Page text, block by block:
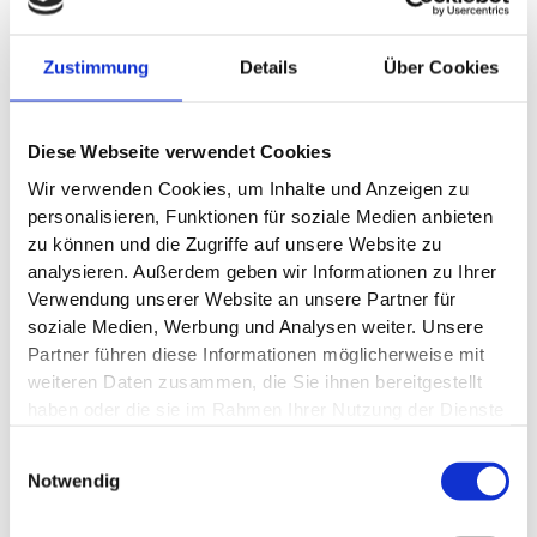
Zustimmung Details Über Cookies
Diese Webseite verwendet Cookies
Wir verwenden Cookies, um Inhalte und Anzeigen zu
personalisieren, Funktionen für soziale Medien anbieten
zu können und die Zugriffe auf unsere Website zu
analysieren. Außerdem geben wir Informationen zu Ihrer
Verwendung unserer Website an unsere Partner für
soziale Medien, Werbung und Analysen weiter. Unsere
Partner führen diese Informationen möglicherweise mit
weiteren Daten zusammen, die Sie ihnen bereitgestellt
Notwendig
Lehrkräfteteam begleiten wir Sie auf Ihrem Weg in die Pflege.
Unsere Weiterbildungsangebote umfassen u.a.:
Pflegedienstleitung (PDL)
Gerontopsychiatrie
Palliative Care & weitere Fachfortbildungen
Unsere Räume in der alten Schraubenfabrik sind barrierefrei,
technisch auf dem neuesten Stand und bewusst so gestaltet,
dass Lernen Freude macht.